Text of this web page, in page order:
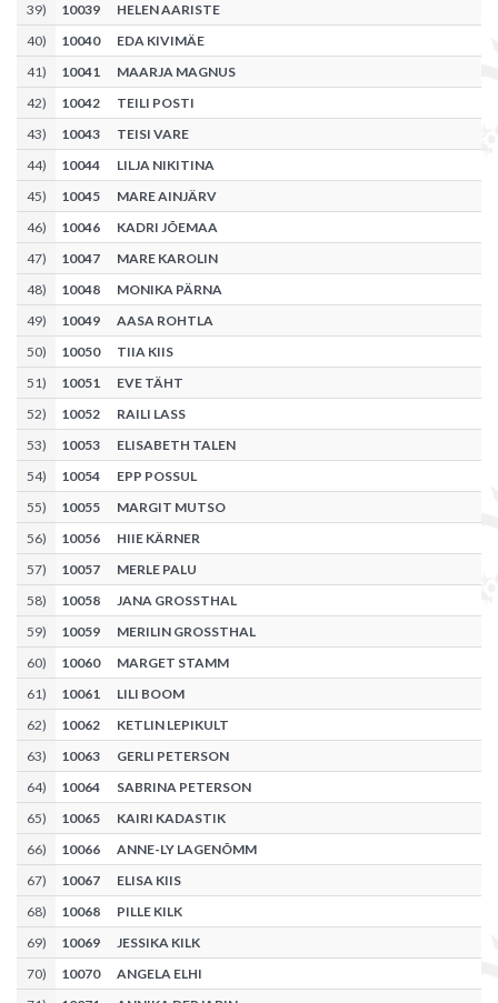
39) 10039
HELEN AARISTE
40) 10040
EDA KIVIMÄE
41) 10041
MAARJA MAGNUS
42) 10042
TEILI POSTI
43) 10043
TEISI VARE
44) 10044
LILJA NIKITINA
45) 10045
MARE AINJÄRV
46) 10046
KADRI JÕEMAA
47) 10047
MARE KAROLIN
48) 10048
MONIKA PÄRNA
49) 10049
AASA ROHTLA
50) 10050
TIIA KIIS
51) 10051
EVE TÄHT
52) 10052
RAILI LASS
53) 10053
ELISABETH TALEN
54) 10054
EPP POSSUL
55) 10055
MARGIT MUTSO
56) 10056
HIIE KÄRNER
57) 10057
MERLE PALU
58) 10058
JANA GROSSTHAL
59) 10059
MERILIN GROSSTHAL
60) 10060
MARGET STAMM
61) 10061
LILI BOOM
62) 10062
KETLIN LEPIKULT
63) 10063
GERLI PETERSON
64) 10064
SABRINA PETERSON
65) 10065
KAIRI KADASTIK
66) 10066
ANNE-LY LAGENÕMM
67) 10067
ELISA KIIS
68) 10068
PILLE KILK
69) 10069
JESSIKA KILK
70) 10070
ANGELA ELHI